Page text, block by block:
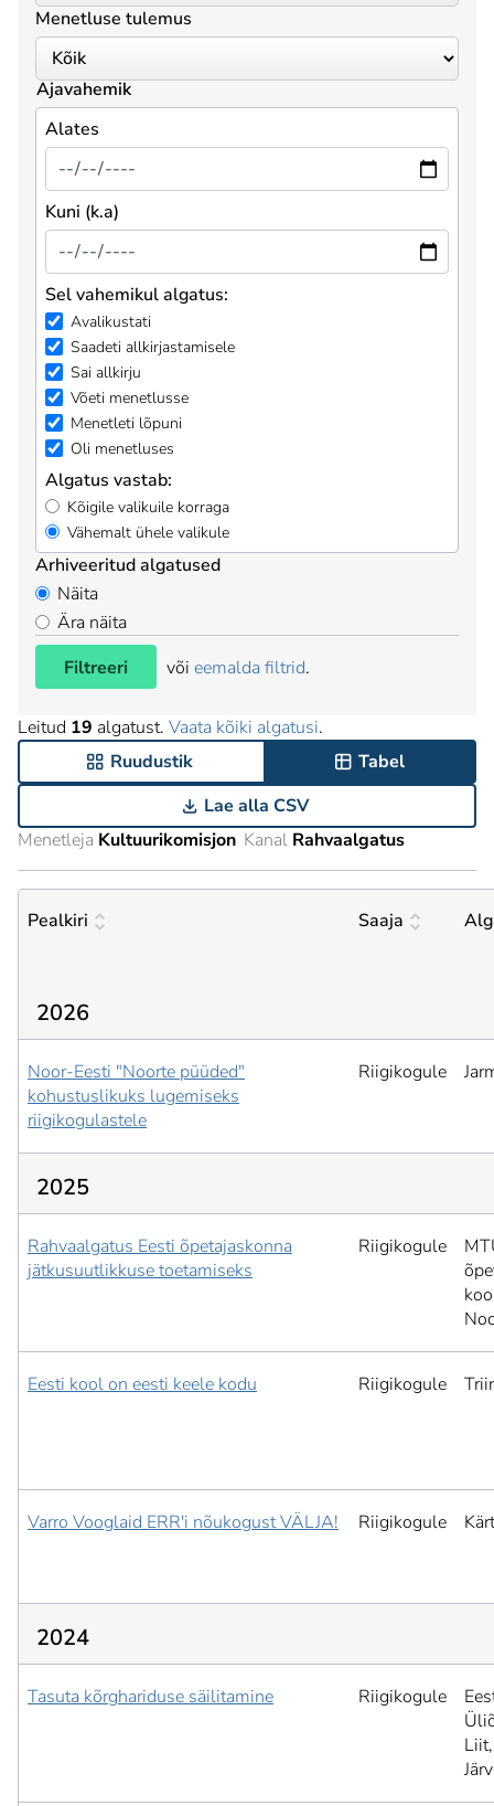
Menetluse tulemus
Ajavahemik
Alates
Kuni (k.a)
Sel vahemikul algatus:
Avalikustati
Saadeti allkirjastamisele
Sai allkirju
Võeti menetlusse
Menetleti lõpuni
Oli menetluses
Algatus vastab:
Kõigile valikuile korraga
Vähemalt ühele valikule
Arhiveeritud algatused
Näita
Ära näita
Filtreeri
või eemalda filtrid.
Leitud 19 algatust. Vaata kõiki algatusi.
Ruudustik
Tabel
Lae alla CSV
Menetleja Kultuurikomisjon Kanal Rahvaalgatus
Pealkiri Saaja
2026
Noor-Eesti "Noorte püüded"
kohustuslikuks lugemiseks
riigikogulastele
Riigikogule
2025
Rahvaalgatus Eesti õpetajaskonna
jätkusuutlikkuse toetamiseks
Riigikogule
Eesti kool on eesti keele kodu Riigikogule
Varro Vooglaid ERR'i nõukogust VÄLJA! Riigikogule
2024
Tasuta kõrghariduse säilitamine Riigikogule
Liit,